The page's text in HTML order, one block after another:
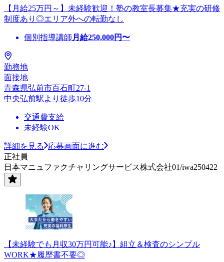
【月給25万円～】未経験歓迎！塾の教室長募集★充実の研修
制度あり◎エリア外への転勤なし
個別指導講師 月給250,000円〜
勤務地
面接地
青森県弘前市百石町27-1
中央弘前駅より徒歩10分
交通費支給
未経験OK
詳細を見る
応募画面に進む
正社員
日本マニュファクチャリングサービス株式会社01/iwa250422
【未経験でも月収30万円可能♪】組立＆検査のシンプル
WORK★履歴書不要◎